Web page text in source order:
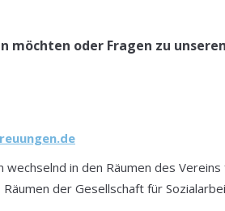
möchten oder Fragen zu
wechselnd in den Räumen des
der Gesellschaft für